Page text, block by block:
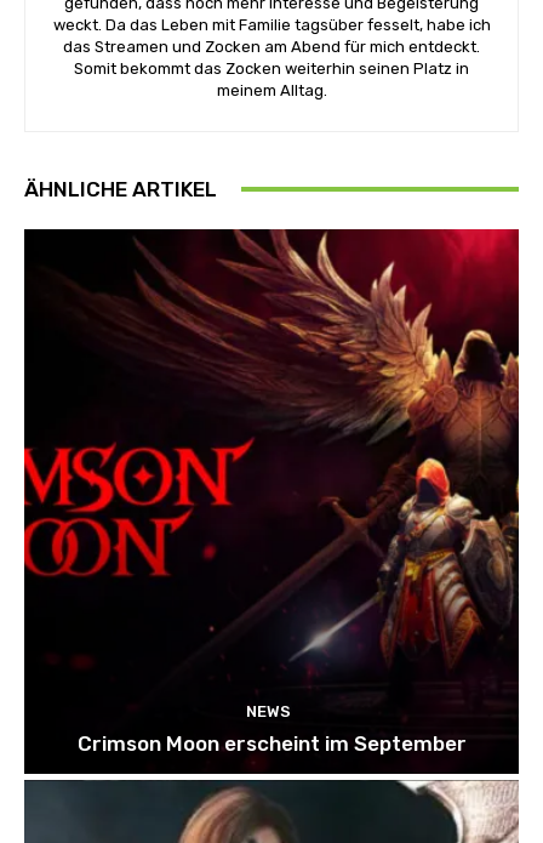
weckt. Da das Leben mit Familie tagsüber fesselt, habe ich
das Streamen und Zocken am Abend für mich entdeckt.
Somit bekommt das Zocken weiterhin seinen Platz in
meinem Alltag.
ÄHNLICHE ARTIKEL
NEWS
Crimson Moon erscheint im September